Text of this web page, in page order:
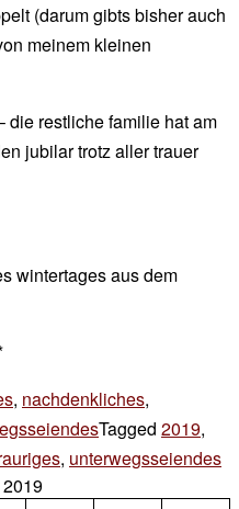
(darum gibts bisher auch
meinem kleinen
die restliche familie hat am
jubilar trotz aller trauer
wintertages aus dem
, nachdenkliches,
Tagged 2019,
, unterwegsseiendes